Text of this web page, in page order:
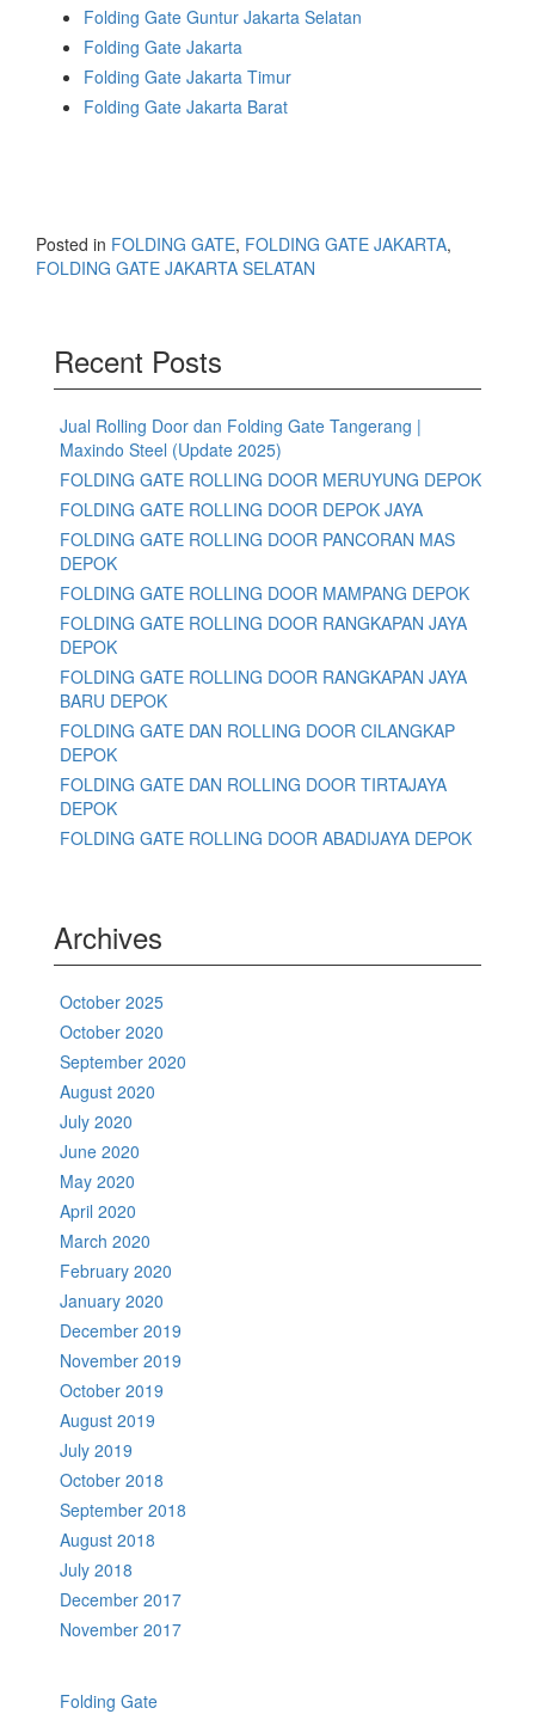
Folding Gate Guntur Jakarta Selatan
Folding Gate Jakarta
Folding Gate Jakarta Timur
Folding Gate Jakarta Barat
Posted in FOLDING GATE, FOLDING GATE JAKARTA,
FOLDING GATE JAKARTA SELATAN
Recent Posts
Jual Rolling Door dan Folding Gate Tangerang |
Maxindo Steel (Update 2025)
FOLDING GATE ROLLING DOOR MERUYUNG DEPOK
FOLDING GATE ROLLING DOOR DEPOK JAYA
FOLDING GATE ROLLING DOOR PANCORAN MAS
DEPOK
FOLDING GATE ROLLING DOOR MAMPANG DEPOK
FOLDING GATE ROLLING DOOR RANGKAPAN JAYA
DEPOK
FOLDING GATE ROLLING DOOR RANGKAPAN JAYA
BARU DEPOK
FOLDING GATE DAN ROLLING DOOR CILANGKAP
DEPOK
FOLDING GATE DAN ROLLING DOOR TIRTAJAYA
DEPOK
FOLDING GATE ROLLING DOOR ABADIJAYA DEPOK
Archives
October 2025
October 2020
September 2020
August 2020
July 2020
June 2020
May 2020
April 2020
March 2020
February 2020
January 2020
December 2019
November 2019
October 2019
August 2019
July 2019
October 2018
September 2018
August 2018
July 2018
December 2017
November 2017
Folding Gate